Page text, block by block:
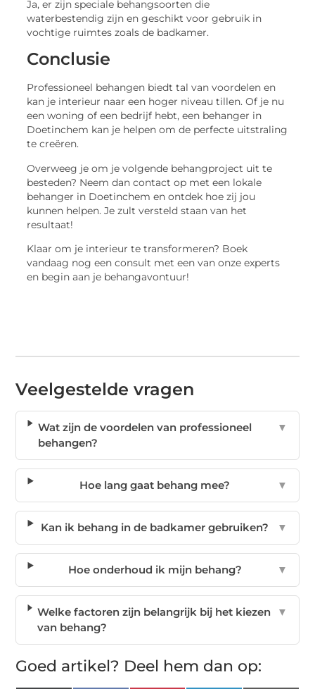
Ja, er zijn speciale behangsoorten die
waterbestendig zijn en geschikt voor gebruik in
vochtige ruimtes zoals de badkamer.
Conclusie
Professioneel behangen biedt tal van voordelen en
kan je interieur naar een hoger niveau tillen. Of je nu
een woning of een bedrijf hebt, een behanger in
Doetinchem kan je helpen om de perfecte uitstraling
te creëren.
Overweeg je om je volgende behangproject uit te
besteden? Neem dan contact op met een lokale
behanger in Doetinchem en ontdek hoe zij jou
kunnen helpen. Je zult versteld staan van het
resultaat!
Klaar om je interieur te transformeren? Boek
vandaag nog een consult met een van onze experts
en begin aan je behangavontuur!
Veelgestelde vragen
Wat zijn de voordelen van professioneel
behangen?
▼
Hoe lang gaat behang mee? ▼
Kan ik behang in de badkamer gebruiken? ▼
Hoe onderhoud ik mijn behang? ▼
Welke factoren zijn belangrijk bij het kiezen
van behang?
▼
Goed artikel? Deel hem dan op: